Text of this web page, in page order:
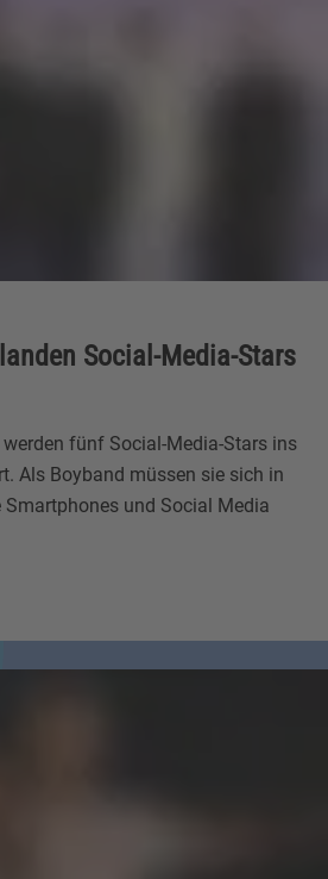
Social-Media-Stars
werden fünf Social-Media-Stars ins
Als Boyband müssen sie sich in
und Social Media